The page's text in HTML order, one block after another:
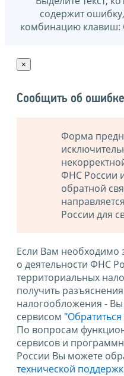
содержит
комбинацию клавиш:
×
Сообщить об ошибке
Форма
ФНС России
обратной
России для
Если Вам необходимо
о деятельности ФНС
территориальных
получить
налогообложения -
сервисом
По вопросам
сервисов и
России Вы можете
технической